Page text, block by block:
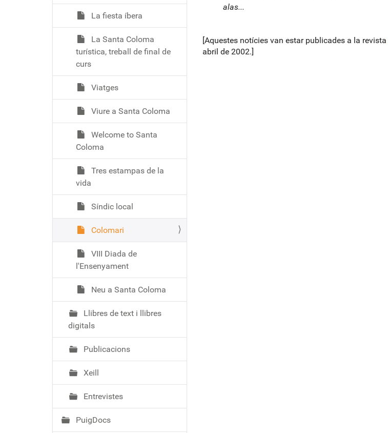
alas...
[Aquestes notícies van estar publicades a la revista
abril de 2002.]
La fiesta íbera
La Santa Coloma
turística, treball de final de
curs
Viatges
Viure a Santa Coloma
Welcome to Santa
Coloma
Tres estampas de la
vida
Síndic local
Colomari
VIII Diada de
l'Ensenyament
Neu a Santa Coloma
Llibres de text i llibres
digitals
Publicacions
Xeill
Entrevistes
PuigDocs